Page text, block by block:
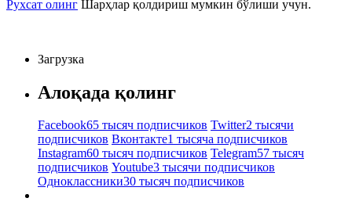
Рухсат олинг Шарҳлар қолдириш мумкин бўлиши учун.
Загрузка
Алоқада қолинг
Facebook65 тысяч подписчиков Twitter2 тысячи
подписчиков Вконтакте1 тысяча подписчиков
Instagram60 тысяч подписчиков Telegram57 тысяч
подписчиков Youtube3 тысячи подписчиков
Одноклассники30 тысяч подписчиков